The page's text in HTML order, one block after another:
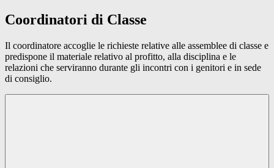
Coordinatori di Classe
Il coordinatore accoglie le richieste relative alle assemblee di classe e
predispone il materiale relativo al profitto, alla disciplina e le
relazioni che serviranno durante gli incontri con i genitori e in sede
di consiglio.